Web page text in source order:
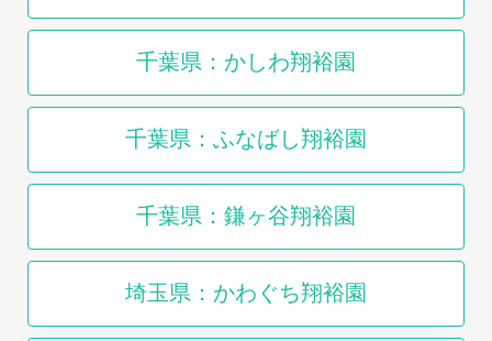
千葉県：かしわ翔裕園
千葉県：ふなばし翔裕園
千葉県：鎌ヶ谷翔裕園
埼玉県：かわぐち翔裕園